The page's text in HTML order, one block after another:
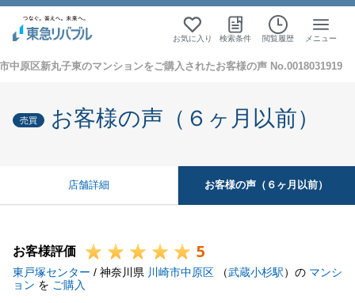
お気に入り 検索条件 閲覧履歴 メニュー
中原区新丸子東のマンションをご購入されたお客様の声 No.0018031919
売買 お客様の声（６ヶ月以前）
店舗詳細 お客様の声（６ヶ月以前）
お客様評価 5
東戸塚センター / 神奈川県 川崎市中原区 （武蔵小杉駅）の マンシ
ョン を ご購入